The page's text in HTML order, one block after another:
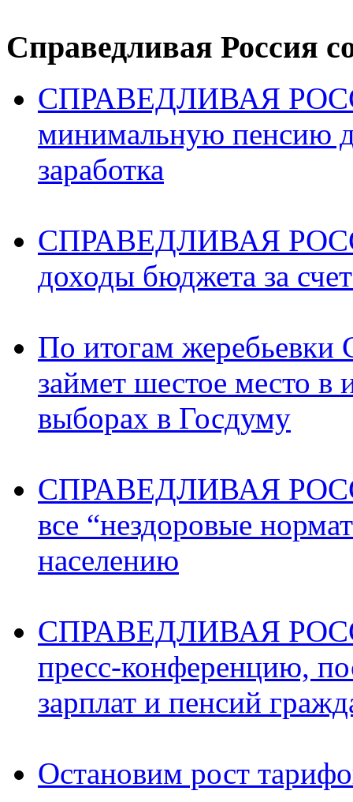
Справедливая Россия
СПРАВЕДЛИВАЯ
минимальную пенсию
заработка
СПРАВЕДЛИВАЯ
доходы бюджета за
По итогам
займет шестое место в
выборах в Госдуму
СПРАВЕДЛИВАЯ
все “нездоровые
населению
СПРАВЕДЛИВАЯ
пресс-конференцию,
зарплат и пенсий
Остановим рост